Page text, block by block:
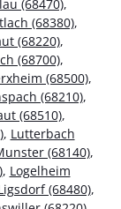
(68470),
(68380),
(68220),
(68700),
(68500),
(68210),
(68510),
, Lutterbach
(68140),
, Logelheim
(68480),